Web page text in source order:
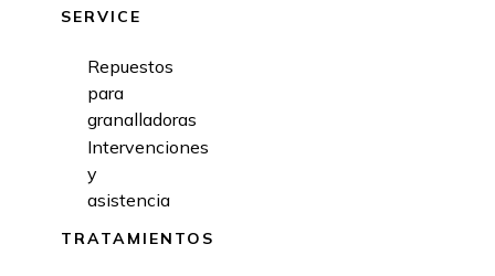
SERVICE
Repuestos
para
granalladoras
Intervenciones
y
asistencia
TRATAMIENTOS